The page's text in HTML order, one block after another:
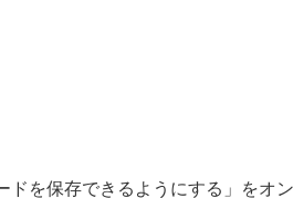
ドを保存できるようにする」をオン